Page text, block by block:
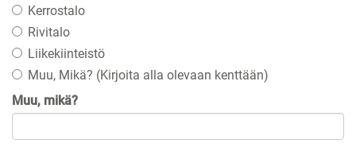
Kerrostalo
Rivitalo
Liikekiinteistö
Muu, Mikä? (Kirjoita alla olevaan kenttään)
Muu, mikä?